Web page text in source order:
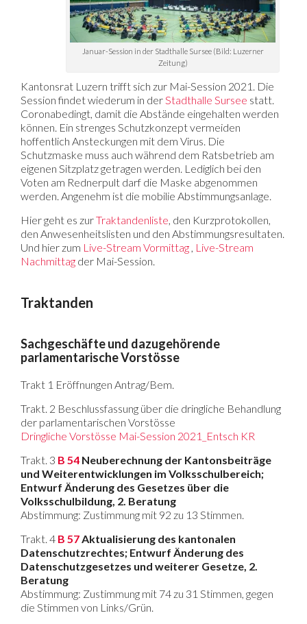
Januar-Session in der Stadthalle Sursee (Bild: Luzerner
Zeitung)
Kantonsrat Luzern trifft sich zur Mai-Session 2021. Die
Session findet wiederum in derStadthalle Sursee statt.
Coronabedingt, damit die Abstände eingehalten werden
können. Ein strenges Schutzkonzept vermeiden
hoffentlich Ansteckungen mit dem Virus. Die
Schutzmaske muss auch während dem Ratsbetrieb am
eigenen Sitzplatz getragen werden. Lediglich bei den
Voten am Rednerpult darf die Maske abgenommen
werden. Angenehm ist die mobilie Abstimmungsanlage.
Hier geht es zurTraktandenliste, den Kurzprotokollen,
den Anwesenheitslisten und den Abstimmungsresultaten.
Und hier zum Live-Stream Vormittag , Live-Stream
Nachmittag der Mai-Session.
Traktanden
Sachgeschäfte und dazugehörende
parlamentarische Vorstösse
Trakt 1 Eröffnungen Antrag/Bem.
Trakt. 2 Beschlussfassung über die dringliche Behandlung
der parlamentarischen Vorstösse
Dringliche Vorstösse Mai-Session 2021_Entsch KR
Trakt. 3 B 54 Neuberechnung der Kantonsbeiträge
und Weiterentwicklungen im Volksschulbereich;
Entwurf Änderung des Gesetzes über die
Volksschulbildung, 2. Beratung
Abstimmung: Zustimmung mit 92 zu 13 Stimmen.
Trakt. 4 B 57Aktualisierung des kantonalen
Datenschutzrechtes; Entwurf Änderung des
Datenschutzgesetzes und weiterer Gesetze, 2.
Beratung
Abstimmung: Zustimmung mit 74 zu 31 Stimmen, gegen
die Stimmen von Links/Grün.